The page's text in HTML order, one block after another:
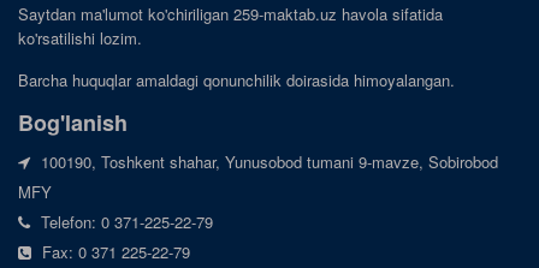
Saytdan ma'lumot ko'chiriligan 259-maktab.uz havola sifatida
ko'rsatilishi lozim.
Barcha huquqlar amaldagi qonunchilik doirasida himoyalangan.
Bog'lanish
100190, Toshkent shahar, Yunusobod tumani 9-mavze, Sobirobod
MFY
Telefon: 0 371-225-22-79
Fax: 0 371 225-22-79